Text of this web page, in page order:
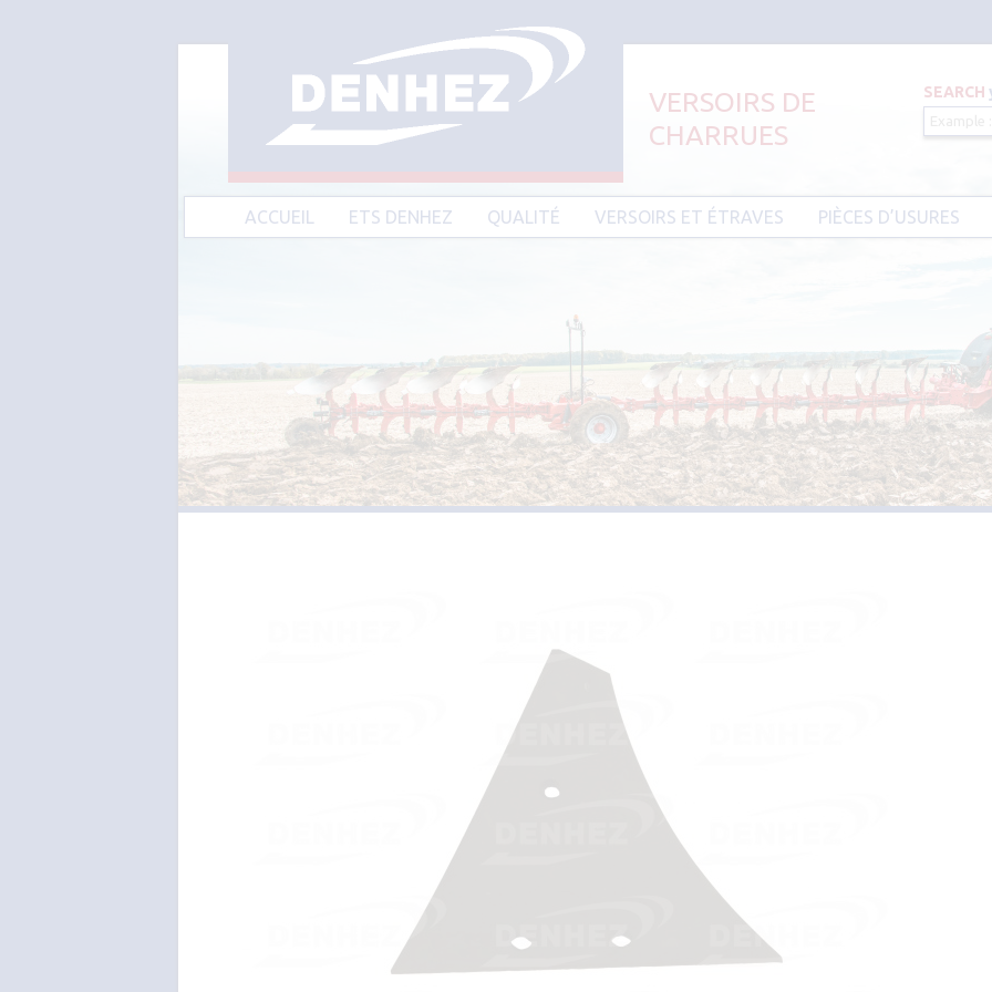
VERSOIRS DE
CHARRUES
SEARCH
Aller au contenu principal
ACCUEIL ETS DENHEZ QUALITÉ VERSOIRS ET ÉTRAVES
VERSOIRS ET ÉTRAVES TYPE DURO
VERSOIRS ET ÉTRAVES TYPE EBRA
VERSOIRS ET ÉTRAVES TYPE GOIZIN
VERSOIRS ET ÉTRAVES TYPE GRÉGOIRE
BESSON
VERSOIRS ET ÉTRAVES TYPE LEMKEN
VERSOIRS ET ÉTRAVES TYPE OVERUM
VERSOIRS ET ÉTRAVES TYPE POTTINGER
VERSOIRS ET ÉTRAVES TYPE RABEWERK
VERSOIRS ET ÉTRAVES TYPE RANSOMES
VERSOIRS ET ÉTRAVES TYPE SOUCHU
VERSOIRS ET ÉTRAVES TYPE VOGEL ET
VERSOIRS TYPE BONNEL
PIÈCES D’USURES
PIÈCES D’USURES TYPE
PIÈCES D’USURES TYPE IH
PIÈCES D’USURES TYPE
PIÈCES D’USURES TYPE
PIÈCES D’USURES TYPE
PIÈCES D’USURES TYPE
PIÈCES D’USURES TYPE